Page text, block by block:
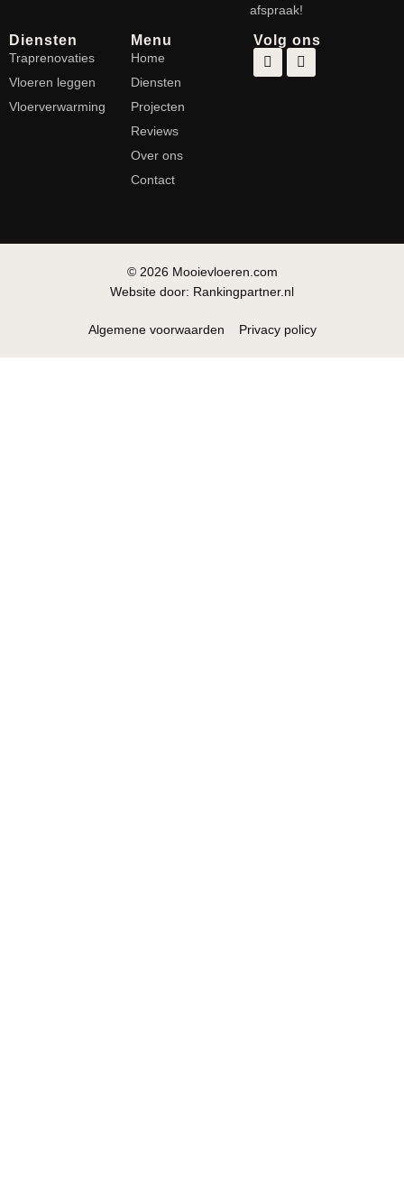
afspraak!
Diensten
Traprenovaties
Vloeren leggen
Vloerverwarming
Menu
Home
Diensten
Projecten
Reviews
Over ons
Contact
Volg ons
© 2026 Mooievloeren.com
Website door: Rankingpartner.nl
Algemene voorwaarden Privacy policy